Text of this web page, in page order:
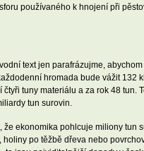
používaného k hnojení při
text jen parafrázujme,
hromada bude vážit 132
čtyři tuny materiálu a za rok 48 tun.
tun surovin.
že ekonomika pohlcuje miliony tun
holiny po těžbě dřeva nebo